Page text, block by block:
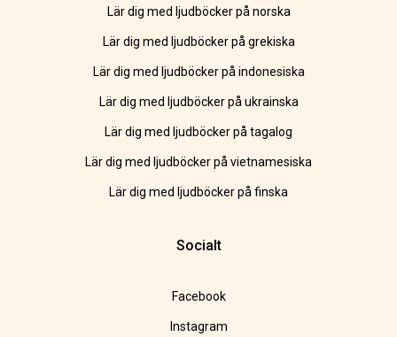
Lär dig med ljudböcker på norska
Lär dig med ljudböcker på grekiska
Lär dig med ljudböcker på indonesiska
Lär dig med ljudböcker på ukrainska
Lär dig med ljudböcker på tagalog
Lär dig med ljudböcker på vietnamesiska
Lär dig med ljudböcker på finska
Socialt
Facebook
Instagram